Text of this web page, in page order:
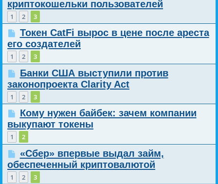
криптокошельки пользователей
1 2 3
Токен CatFi вырос в цене после ареста
его создателей
1 2 3
Банки США выступили против
законопроекта Clarity Act
1 2 3
Кому нужен байбек: зачем компании
выкупают токены
1 2
«Сбер» впервые выдал займ,
обеспеченный криптовалютой
1 2 3